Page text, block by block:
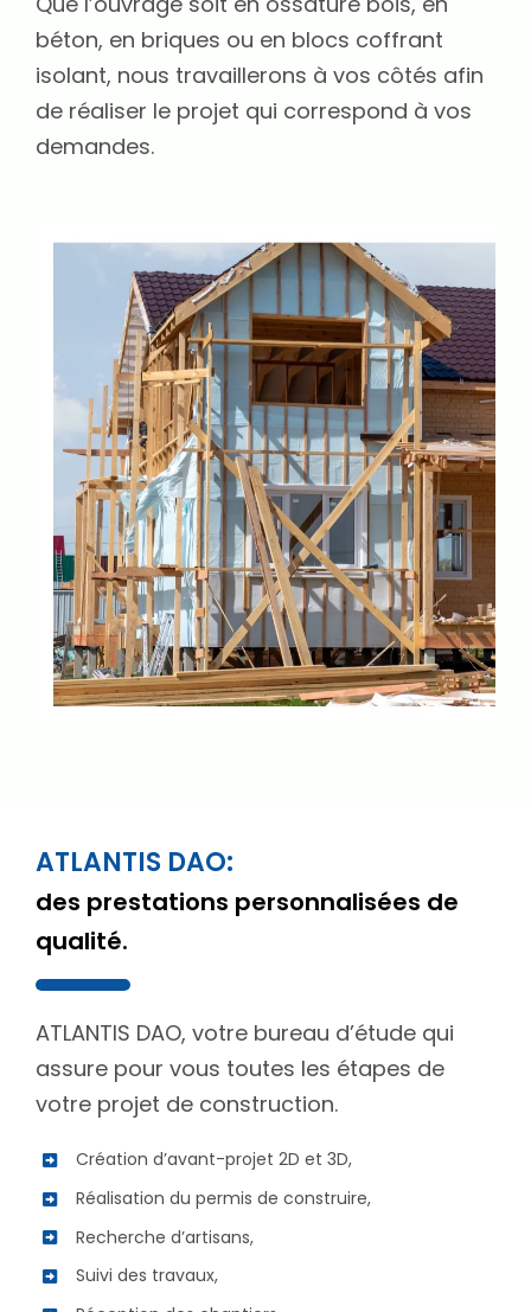
béton, en briques ou en blocs coffrant
isolant, nous travaillerons à vos côtés afin
de réaliser le projet qui correspond à vos
demandes.
ATLANTIS DAO:
des prestations personnalisées de
qualité.
ATLANTIS DAO, votre bureau d’étude qui
assure pour vous toutes les étapes de
votre projet de construction.
Création d’avant-projet 2D et 3D,
Réalisation du permis de construire,
Recherche d’artisans,
Suivi des travaux,